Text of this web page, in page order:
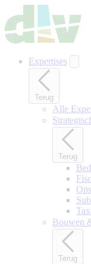
hoofdinhoud
gaan
Expertises
Terug
Alle
Terug
Bouwen
Terug